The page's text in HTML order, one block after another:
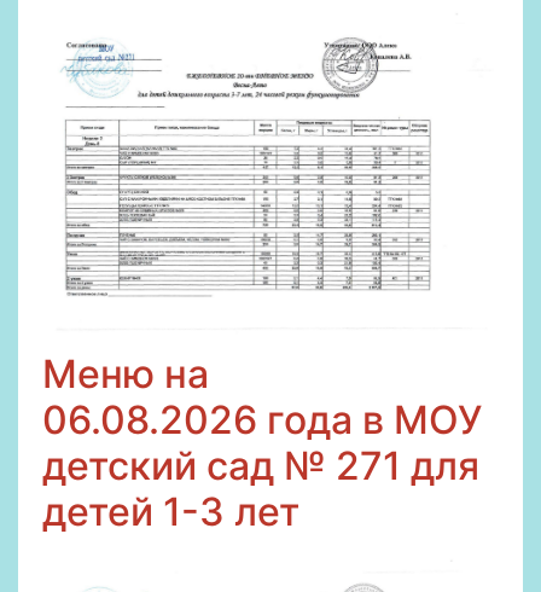
Меню на
06.08.2026 года в МОУ
детский сад № 271 для
детей 1-3 лет